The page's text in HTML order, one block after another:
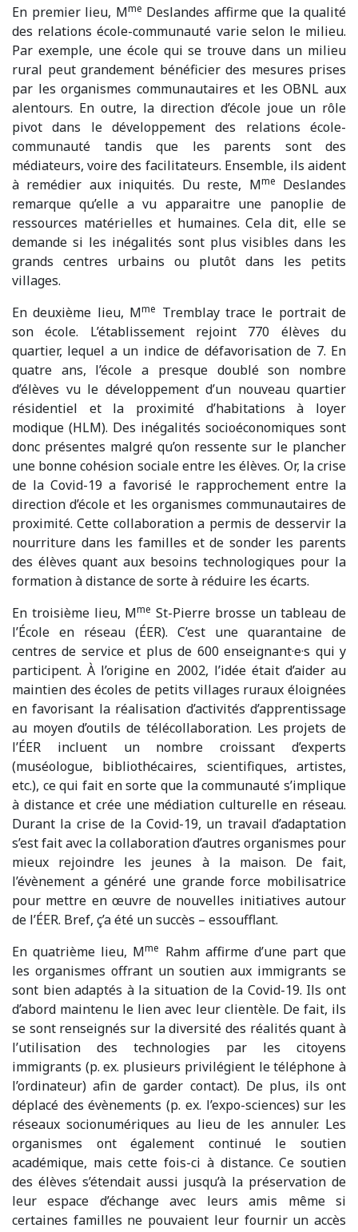
En premier lieu, Mme Deslandes affirme que la qualité
des relations école-communauté varie selon le milieu.
Par exemple, une école qui se trouve dans un milieu
rural peut grandement bénéficier des mesures prises
par les organismes communautaires et les OBNL aux
alentours. En outre, la direction d’école joue un rôle
pivot dans le développement des relations école-
communauté tandis que les parents sont des
médiateurs, voire des facilitateurs. Ensemble, ils aident
à remédier aux iniquités. Du reste, Mme
Deslandes
remarque qu’elle a vu apparaitre une panoplie de
ressources matérielles et humaines. Cela dit, elle se
demande si les inégalités sont plus visibles dans les
grands centres urbains ou plutôt dans les petits
villages.
En deuxième lieu, Mme Tremblay trace le portrait de
son école. L’établissement rejoint 770 élèves du
quartier, lequel a un indice de défavorisation de 7. En
quatre ans, l’école a presque doublé son nombre
d’élèves vu le développement d’un nouveau quartier
résidentiel et la proximité d’habitations à loyer
modique (HLM). Des inégalités socioéconomiques sont
donc présentes malgré qu’on ressente sur le plancher
une bonne cohésion sociale entre les élèves. Or, la crise
de la Covid-19 a favorisé le rapprochement entre la
direction d’école et les organismes communautaires de
proximité. Cette collaboration a permis de desservir la
nourriture dans les familles et de sonder les parents
des élèves quant aux besoins technologiques pour la
formation à distance de sorte à réduire les écarts.
En troisième lieu, Mme St-Pierre brosse un tableau de
l’École en réseau (ÉER). C’est une quarantaine de
centres de service et plus de 600 enseignant·e·s qui y
participent. À l’origine en 2002, l’idée était d’aider au
maintien des écoles de petits villages ruraux éloignées
en favorisant la réalisation d’activités d’apprentissage
au moyen d’outils de télécollaboration. Les projets de
l’ÉER incluent un nombre croissant d’experts
(muséologue, bibliothécaires, scientifiques, artistes,
etc.), ce qui fait en sorte que la communauté s’implique
à distance et crée une médiation culturelle en réseau.
Durant la crise de la Covid-19, un travail d’adaptation
s’est fait avec la collaboration d’autres organismes pour
mieux rejoindre les jeunes à la maison. De fait,
l’évènement a généré une grande force mobilisatrice
pour mettre en œuvre de nouvelles initiatives autour
de l’ÉER. Bref, ç’a été un succès – essoufflant.
En quatrième lieu, Mme Rahm affirme d’une part que
les organismes offrant un soutien aux immigrants se
sont bien adaptés à la situation de la Covid-19. Ils ont
d’abord maintenu le lien avec leur clientèle. De fait, ils
se sont renseignés sur la diversité des réalités quant à
l’utilisation des technologies par les citoyens
immigrants (p. ex. plusieurs privilégient le téléphone à
l’ordinateur) afin de garder contact). De plus, ils ont
déplacé des évènements (p. ex. l’expo-sciences) sur les
réseaux socionumériques au lieu de les annuler. Les
organismes ont également continué le soutien
académique, mais cette fois-ci à distance. Ce soutien
des élèves s’étendait aussi jusqu’à la préservation de
leur espace d’échange avec leurs amis même si
certaines familles ne pouvaient leur fournir un accès